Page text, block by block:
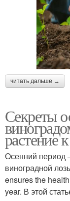
читать дальше →
Секреты
растение
Осенний период
виноградной
ensures the
year. В этой